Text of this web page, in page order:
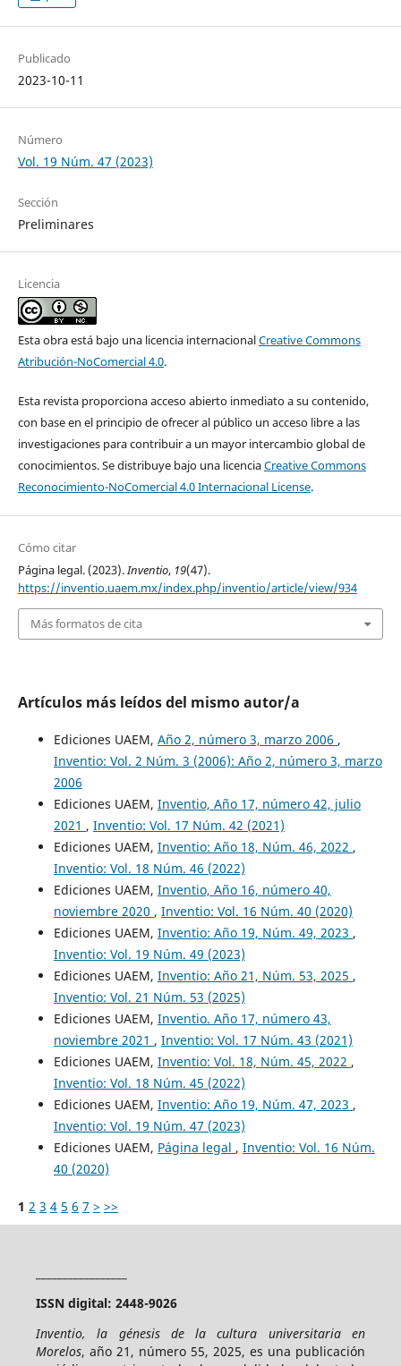
Publicado
2023-10-11
Número
Vol. 19 Núm. 47 (2023)
Sección
Preliminares
Licencia
Esta obra está bajo una licencia internacionalCreative Commons
Atribución-NoComercial 4.0.
Esta revista proporciona acceso abierto inmediato a su contenido,
con base en el principio de ofrecer al público un acceso libre a las
investigaciones para contribuir a un mayor intercambio global de
conocimientos. Se distribuye bajo una licenciaCreative Commons
Reconocimiento-NoComercial 4.0 Internacional License.
Cómo citar
Página legal. (2023).Inventio, 19(47).
https://inventio.uaem.mx/index.php/inventio/article/view/934
Más formatos de cita
Artículos más leídos del mismo autor/a
Ediciones UAEM, Año 2, número 3, marzo 2006 ,
Inventio: Vol. 2 Núm. 3 (2006): Año 2, número 3, marzo
2006
Ediciones UAEM, Inventio, Año 17, número 42, julio
2021 , Inventio: Vol. 17 Núm. 42 (2021)
Ediciones UAEM, Inventio: Año 18, Núm. 46, 2022 ,
Inventio: Vol. 18 Núm. 46 (2022)
Ediciones UAEM, Inventio, Año 16, número 40,
noviembre 2020 , Inventio: Vol. 16 Núm. 40 (2020)
Ediciones UAEM, Inventio: Año 19, Núm. 49, 2023 ,
Inventio: Vol. 19 Núm. 49 (2023)
Ediciones UAEM, Inventio: Año 21, Núm. 53, 2025 ,
Inventio: Vol. 21 Núm. 53 (2025)
Ediciones UAEM, Inventio. Año 17, número 43,
noviembre 2021 , Inventio: Vol. 17 Núm. 43 (2021)
Ediciones UAEM, Inventio: Vol. 18, Núm. 45, 2022 ,
Inventio: Vol. 18 Núm. 45 (2022)
Ediciones UAEM, Inventio: Año 19, Núm. 47, 2023 ,
Inventio: Vol. 19 Núm. 47 (2023)
Ediciones UAEM, Página legal , Inventio: Vol. 16 Núm.
40 (2020)
1 2 3 4 5 6 7 > >>
ISSN digital: 2448-9026
Inventio, la génesis de la cultura universitaria en
Morelos, año 21, número 55, 2025, es una publicación